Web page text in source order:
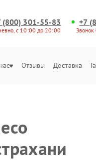
(800) 301-55-83
с 10:00 до 20:00
+7
Отзывы Доставка